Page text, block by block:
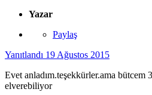
Yazar
Paylaş
Yanıtlandı 19 Ağustos 2015
Evet anladım.teşekkürler.ama bütcem
elverebiliyor